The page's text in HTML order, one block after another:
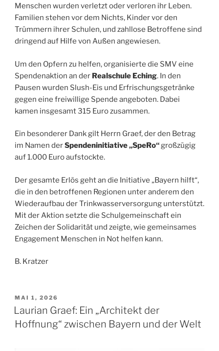
Menschen wurden verletzt oder verloren ihr Leben.
Familien stehen vor dem Nichts, Kinder vor den
Trümmern ihrer Schulen, und zahllose Betroffene sind
dringend auf Hilfe von Außen angewiesen.
Um den Opfern zu helfen, organisierte die SMV eine
Spendenaktion an der Realschule Eching. In den
Pausen wurden Slush-Eis und Erfrischungsgetränke
gegen eine freiwillige Spende angeboten. Dabei
kamen insgesamt 315 Euro zusammen.
Ein besonderer Dank gilt Herrn Graef, der den Betrag
im Namen derSpendeninitiative „SpeRo“großzügig
auf 1.000 Euro aufstockte.
Der gesamte Erlös geht an die Initiative „Bayern hilft“,
die in den betroffenen Regionen unter anderem den
Wiederaufbau der Trinkwasserversorgung unterstützt.
Mit der Aktion setzte die Schulgemeinschaft ein
Zeichen der Solidarität und zeigte, wie gemeinsames
Engagement Menschen in Not helfen kann.
B. Kratzer
VERÖFFENTLICHT
AM
MAI 1, 2026
Laurian Graef: Ein „Architekt der
Hoffnung“ zwischen Bayern und der Welt